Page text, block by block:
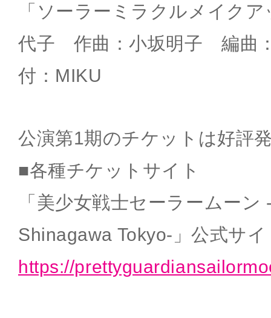
「ソーラーミラクルメイク
代子 作曲：小坂明子 編曲
付：MIKU
公演第1期のチケットは好評
■各種チケットサイト
「美少女戦士セーラームー
Shinagawa Tokyo-」公式サイ
https://